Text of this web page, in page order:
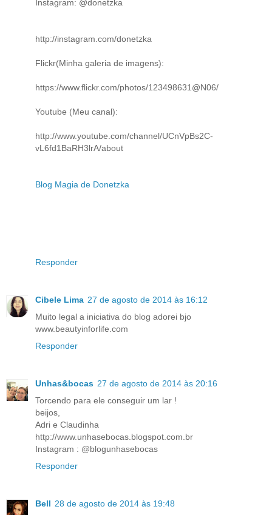
Instagram: @donetzka
http://instagram.com/donetzka
Flickr(Minha galeria de imagens):
https://www.flickr.com/photos/123498631@N06/
Youtube (Meu canal):
http://www.youtube.com/channel/UCnVpBs2C-
vL6fd1BaRH3lrA/about
Blog Magia de Donetzka
Responder
Cibele Lima 27 de agosto de 2014 às 16:12
Muito legal a iniciativa do blog adorei bjo
www.beautyinforlife.com
Responder
Unhas&bocas 27 de agosto de 2014 às 20:16
Torcendo para ele conseguir um lar !
beijos,
Adri e Claudinha
http://www.unhasebocas.blogspot.com.br
Instagram : @blogunhasebocas
Responder
Bell 28 de agosto de 2014 às 19:48